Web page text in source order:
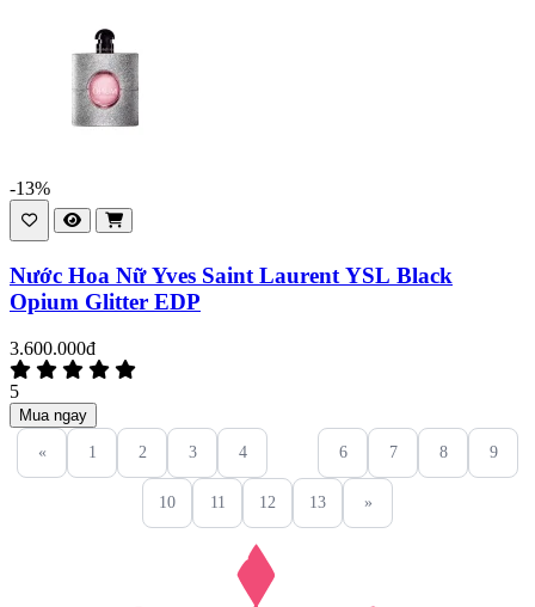
-13%
Nước Hoa Nữ Yves Saint Laurent YSL Black
Opium Glitter EDP
3.600.000đ
5
Mua ngay
« 1 2 3 4 6 7 8 9
10 11 12 13 »